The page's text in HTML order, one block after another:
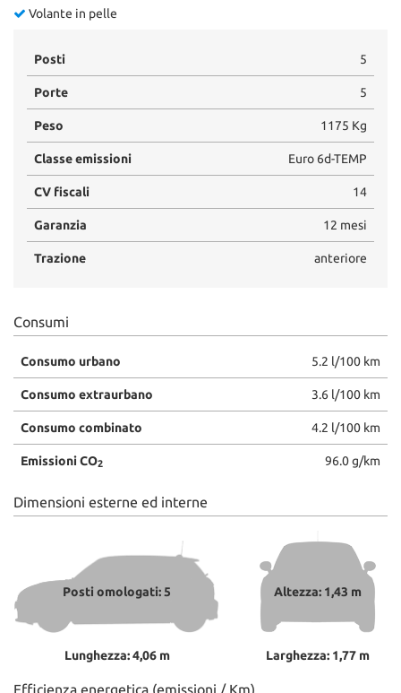
Volante in pelle
Posti 5
Porte 5
Peso 1175 Kg
Classe emissioni Euro 6d-TEMP
CV fiscali 14
Garanzia 12 mesi
Trazione anteriore
Consumi
Consumo urbano 5.2 l/100 km
Consumo extraurbano 3.6 l/100 km
Consumo combinato 4.2 l/100 km
Emissioni CO2 96.0 g/km
Dimensioni esterne ed interne
Posti omologati: 5
Lunghezza: 4,06 m
Altezza: 1,43 m
Larghezza: 1,77 m
Efficienza energetica (emissioni / Km)